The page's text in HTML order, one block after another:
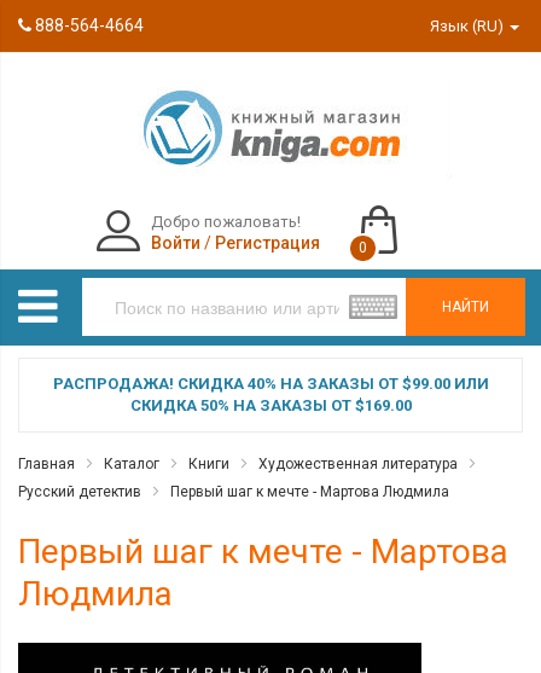
888-564-4664 Язык (RU)
НАЙТИ
Добро пожаловать!
Войти / Регистрация 0
РАСПРОДАЖА! СКИДКА 40% НА ЗАКАЗЫ ОТ $99.00 ИЛИ
СКИДКА 50% НА ЗАКАЗЫ ОТ $169.00
Главная Каталог Книги
Художественная литература
Русский детектив
Первый шаг к мечте - Мартова Людмила
Первый шаг к мечте - Мартова
Людмила